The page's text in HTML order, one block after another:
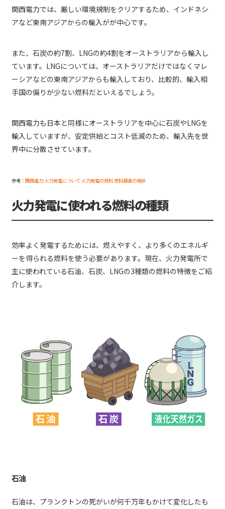
関西電力では、厳しい環境規制をクリアするため、インドネシ
アなど東南アジアからの輸入がが中心です。
また、石炭の約7割、LNGの約4割をオーストラリアから輸入し
ています。LNGについては、オーストラリアだけではなくマレ
ーシアなどの東南アジアからも輸入しており、比較的、輸入相
手国の偏りが少ない燃料だといえるでしょう。
関西電力も日本と同様にオーストラリアを中心に石炭やLNGを
輸入していますが、安定供給とコスト低減のため、輸入先を世
界中に分散させています。
参考： 関西電力 火力発電について 火力発電の燃料 燃料調達の現状
火力発電に使われる燃料の種類
効率よく発電するためには、燃えやすく、より多くのエネルギ
ーを得られる燃料を使う必要があります。現在、火力発電所で
主に使われている石油、石炭、LNGの3種類の燃料の特徴をご紹
介します。
石油
石油は、プランクトンの死がいが何千万年もかけて変化したも